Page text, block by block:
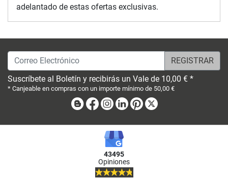
adelantado de estas ofertas exclusivas.
Correo Electrónico
Suscríbete al Boletín y recibirás un Vale de 10,00 € *
* Canjeable en compras con un importe mínimo de 50,00 €
BlogFacebook
Instagram
LinkedinPinterest
43495
Opiniones